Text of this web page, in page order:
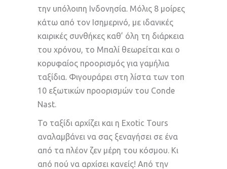
την υπόλοιπη Ινδονησία. Μόλις 8 μοίρες
κάτω από τον Ισημερινό, με ιδανικές
καιρικές συνθήκες καθ’ όλη τη διάρκεια
του χρόνου, το Μπαλί θεωρείται και ο
κορυφαίος προορισμός για γαμήλια
ταξίδια. Φιγουράρει στη λίστα των τοπ
10 εξωτικών προορισμών του Conde
Nast.
Το ταξίδι αρχίζει και η Exotic Tours
αναλαμβάνει να σας ξεναγήσει σε ένα
από τα πλέον ζεν μέρη του κόσμου. Κι
από πού να αρχίσει κανείς! Από την